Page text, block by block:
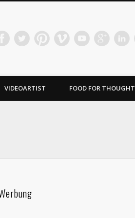
VIDEOARTIST FOOD FOR THOUGHT